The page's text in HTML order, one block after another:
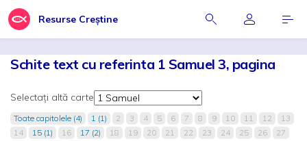
Resurse Creștine
Schite text cu referinta 1 Samuel 3, pagina
Selectați altă carte
Toate capitolele (4) 1 (1) 2 3 4 5 6 7 8 9 10 11 12
13
14
15 (1) 16 17 (2) 18 19 20 21 22 23 24 25 26
27